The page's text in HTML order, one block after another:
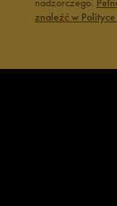
znaleźć w